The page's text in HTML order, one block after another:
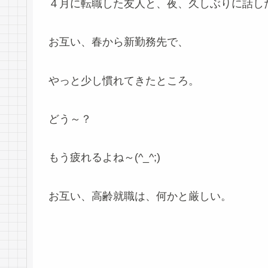
４月に転職した友人と、夜、久しぶりに話し
お互い、春から新勤務先で、
やっと少し慣れてきたところ。
どう～？
もう疲れるよね～(^_^;)
お互い、高齢就職は、何かと厳しい。